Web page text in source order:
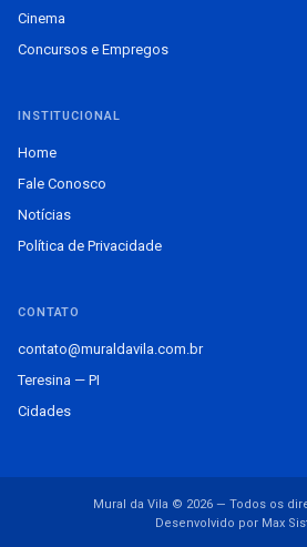
Cinema
Concursos e Empregos
INSTITUCIONAL
Home
Fale Conosco
Notícias
Política de Privacidade
CONTATO
contato@muraldavila.com.br
Teresina — PI
Cidades
Mural da Vila © 2026 — Todos os
Desenvolvido por Max